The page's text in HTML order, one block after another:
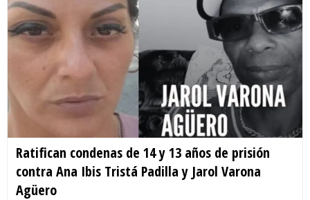
Ratifican condenas de 14 y 13 años de prisión
contra Ana Ibis Tristá Padilla y Jarol Varona
Agüero